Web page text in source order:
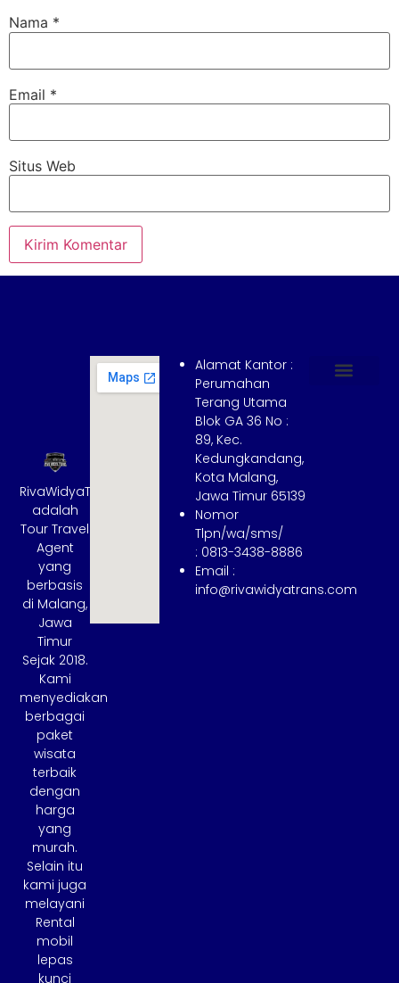
Nama *
Email *
Situs Web
RivaWidyaTrans
adalah
Tour Travel
Agent
yang
berbasis
di Malang,
Jawa
Timur
Sejak 2018.
Kami
menyediakan
berbagai
paket
wisata
terbaik
dengan
harga
yang
murah.
Selain itu
kami juga
melayani
Rental
mobil
lepas
kunci
Alamat Kantor :
Perumahan
Terang Utama
Blok GA 36 No :
89, Kec.
Kedungkandang,
Kota Malang,
Jawa Timur 65139
Nomor
Tlpn/wa/sms/
: 0813-3438-8886
Email :
info@rivawidyatrans.com